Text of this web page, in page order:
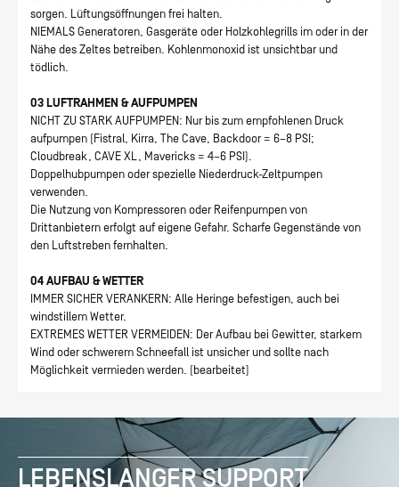
sorgen. Lüftungsöffnungen frei halten.
NIEMALS Generatoren, Gasgeräte oder Holzkohlegrills im oder in der
Nähe des Zeltes betreiben. Kohlenmonoxid ist unsichtbar und
tödlich.
03 LUFTRAHMEN & AUFPUMPEN
NICHT ZU STARK AUFPUMPEN: Nur bis zum empfohlenen Druck
aufpumpen (Fistral, Kirra, The Cave, Backdoor = 6–8 PSI;
Cloudbreak, CAVE XL, Mavericks = 4–6 PSI).
Doppelhubpumpen oder spezielle Niederdruck-Zeltpumpen
verwenden.
Die Nutzung von Kompressoren oder Reifenpumpen von
Drittanbietern erfolgt auf eigene Gefahr. Scharfe Gegenstände von
den Luftstreben fernhalten.
04 AUFBAU & WETTER
IMMER SICHER VERANKERN: Alle Heringe befestigen, auch bei
windstillem Wetter.
EXTREMES WETTER VERMEIDEN: Der Aufbau bei Gewitter, starkem
Wind oder schwerem Schneefall ist unsicher und sollte nach
Möglichkeit vermieden werden. (bearbeitet)
LEBENSLANGER SUPPORT